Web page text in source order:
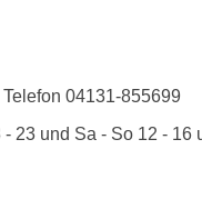
04131-855699
23 und Sa - So 12 - 16